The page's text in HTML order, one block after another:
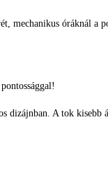
mechanikus óráknál a
dizájnban. A tok kisebb